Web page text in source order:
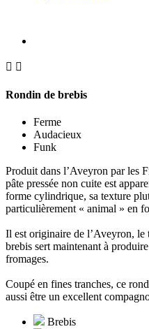
 
Rondin de brebis
Ferme
Audacieux
Funk
Produit dans l’Aveyron par les
pâte pressée non cuite est
forme cylindrique, sa texture
particulièrement « animal » en
Il est originaire de l’Aveyron,
brebis sert maintenant à
fromages.
Coupé en fines tranches, ce
aussi être un excellent
Brebis